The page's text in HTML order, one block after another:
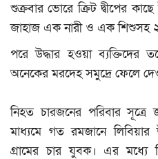
ফটোগ্যালারী
আমাদের পরিবার
শুক্রবার ভোরে ক্রিট দ্বীপের
জাহাজ এক নারী ও এক শিশুসহ
পরে উদ্ধার হওয়া ব্যক্তিদের
অনেকের মরদেহ সমুদ্রে ফেলে
নিহত চারজনের পরিবার সূত্রে
মাধ্যমে গত রমজানে লিবিয়ার
গ্রামের চার যুবক। এর মধ্যে